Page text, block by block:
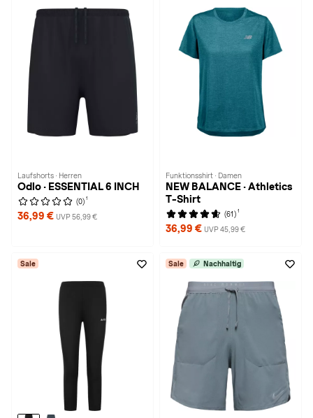
Laufshorts · Herren
Odlo · ESSENTIAL 6 INCH
(0) 1
36,99 € UVP 56,99 €
Funktionsshirt · Damen
NEW BALANCE · Athletics
T-Shirt
(61) 1
36,99 € UVP 45,99 €
Sale Sale Nachhaltig